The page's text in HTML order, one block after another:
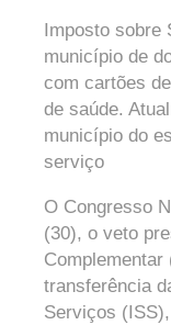
Imposto sobre
município de
com cartões
de saúde.
município do
serviço
O Congresso
(30), o veto
Complementar
transferência
Serviços